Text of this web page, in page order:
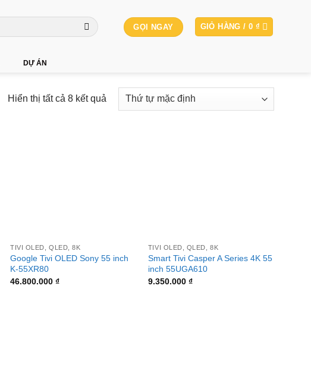
GỌI NGAY GIỎ HÀNG / 0 ₫
DỰ ÁN
Hiển thị tất cả 8 kết quả
TIVI OLED, QLED, 8K
Google Tivi OLED Sony 55 inch
K-55XR80
46.800.000₫
TIVI OLED, QLED, 8K
Smart Tivi Casper A Series 4K 55
inch 55UGA610
9.350.000 ₫